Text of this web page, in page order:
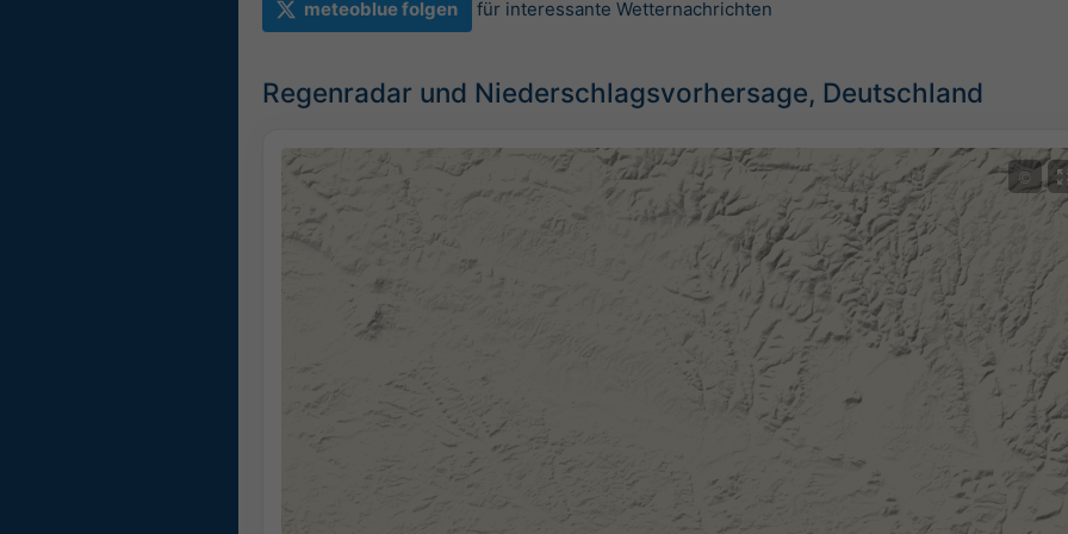
meteoblue folgen für interessante Wetternachrichten
Regenradar und Niederschlagsvorhersage, Deutschland
©